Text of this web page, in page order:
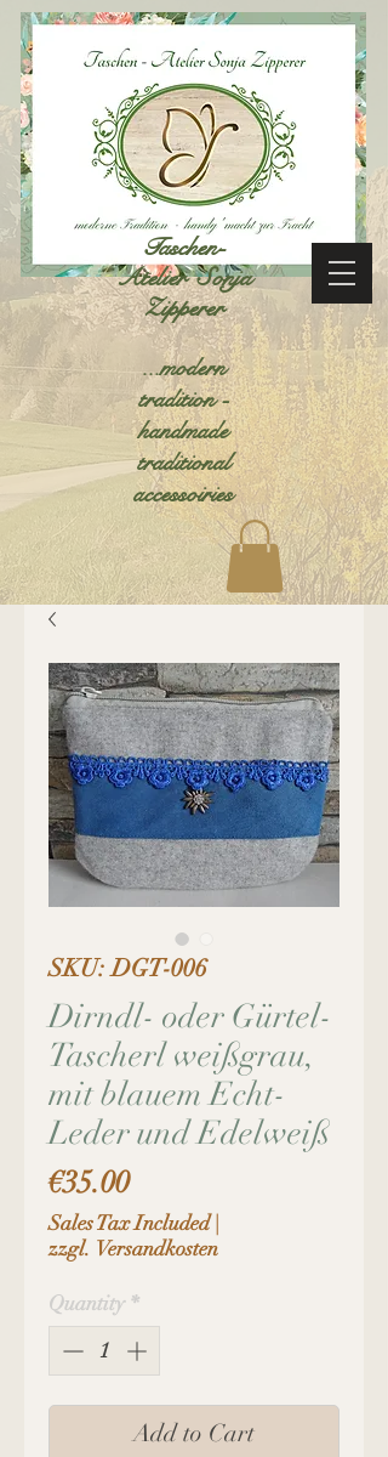
Taschen-
Atelier Sonja
Zipperer
...modern
tradition -
handmade
traditional
accessoiries
SKU: DGT-006
Dirndl- oder Gürtel-
Tascherl weißgrau,
mit blauem Echt-
Leder und Edelweiß
€35.00Price
Sales Tax Included|
zzgl. Versandkosten
Quantity *
Add to Cart